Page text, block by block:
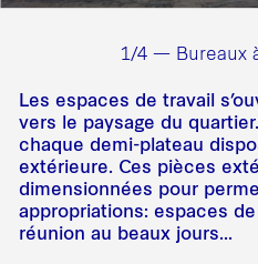
1/4 — Bureaux
Les espaces de travail
vers le paysage du
chaque demi-plateau
extérieure. Ces pièces
dimensionnées pour
appropriations: espaces
réunion au beaux jours...